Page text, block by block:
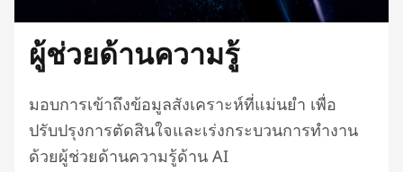
ผู้ช่วยด้านความรู้
มอบการเข้าถึงข้อมูลสังเคราะห์ที่แม่นยำ เพื่อ
ปรับปรุงการตัดสินใจและเร่งกระบวนการทำงาน
ด้วยผู้ช่วยด้านความรู้ด้าน AI